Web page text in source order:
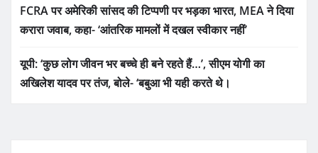
FCRA पर अमेरिकी सांसद की टिप्पणी पर भड़का भारत, MEA ने दिया
करारा जवाब, कहा- ‘आंतरिक मामलों में दखल स्वीकार नहीं’
यूपी: ‘कुछ लोग जीवन भर बच्चे ही बने रहते हैं…’, सीएम योगी का
अखिलेश यादव पर तंज, बोले- ‘बबुआ भी यही करते थे।